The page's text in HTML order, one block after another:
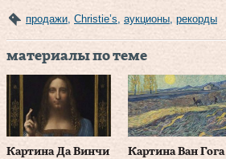
продажи Christie’s аукционы рекорды
материалы по теме
Картина Да Винчи
Картина Ван Гога